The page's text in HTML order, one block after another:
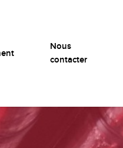
Nous
contacter